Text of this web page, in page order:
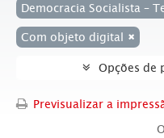
Com objeto digital
Opções de
Previsualizar a